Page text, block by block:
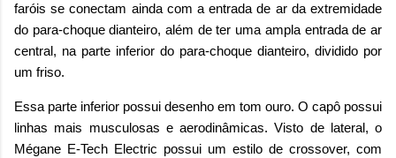
faróis se conectam ainda com a entrada de ar da extremidade
do para-choque dianteiro, além de ter uma ampla entrada de ar
central, na parte inferior do para-choque dianteiro, dividido por
um friso.
Essa parte inferior possui desenho em tom ouro. O capô possui
linhas mais musculosas e aerodinâmicas. Visto de lateral, o
Mégane E-Tech Electric possui um estilo de crossover, com